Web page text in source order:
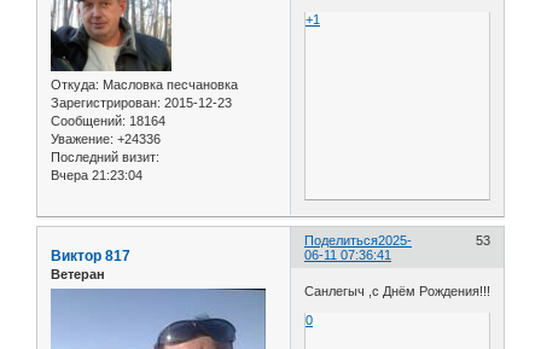
Откуда: Масловка песчановка
Зарегистрирован: 2015-12-23
Сообщений: 18164
Уважение: +24336
Последний визит:
Вчера 21:23:04
+1
Поделиться 53
2025-
06-11 07:36:41
Виктор 817
Ветеран
Санлегыч ,с Днём Рождения!!!
0